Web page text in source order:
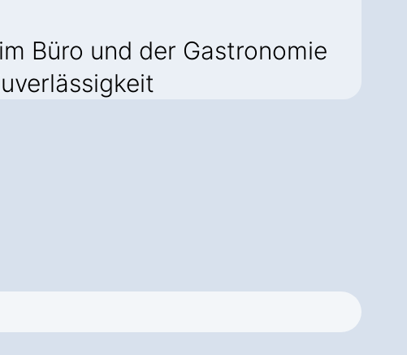
Büro und der Gastronomie